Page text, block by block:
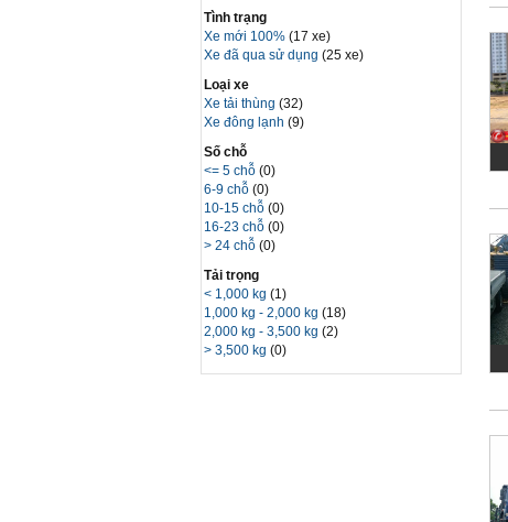
Tình trạng
Xe mới 100% (17 xe)
Xe đã qua sử dụng (25 xe)
Loại xe
Xe tải thùng(32)
Xe đông lạnh(9)
Số chỗ
<= 5 chỗ(0)
6-9 chỗ(0)
10-15 chỗ(0)
16-23 chỗ(0)
> 24 chỗ(0)
Tải trọng
< 1,000 kg(1)
1,000 kg - 2,000 kg(18)
2,000 kg - 3,500 kg(2)
> 3,500 kg(0)